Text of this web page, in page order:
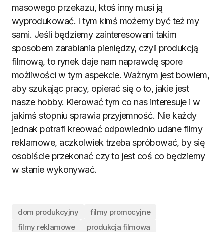
masowego przekazu, ktoś inny musi ją
wyprodukować. I tym kimś możemy być też my
sami. Jeśli będziemy zainteresowani takim
sposobem zarabiania pieniędzy, czyli produkcją
filmową, to rynek daje nam naprawdę spore
możliwości w tym aspekcie. Ważnym jest bowiem,
aby szukając pracy, opierać się o to, jakie jest
nasze hobby. Kierować tym co nas interesuje i w
jakimś stopniu sprawia przyjemność. Nie każdy
jednak potrafi kreować odpowiednio udane filmy
reklamowe, aczkolwiek trzeba spróbować, by się
osobiście przekonać czy to jest coś co będziemy
w stanie wykonywać.
dom produkcyjny
filmy promocyjne
filmy reklamowe
produkcja filmowa